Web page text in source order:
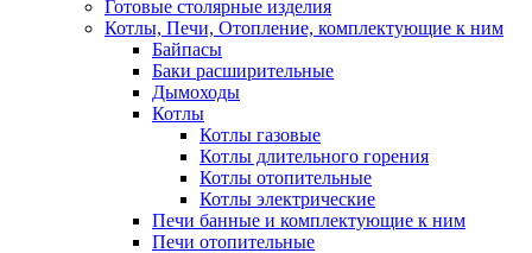
Готовые столярные изделия
Котлы, Печи, Отопление, комплектующие к ним
Байпасы
Баки расширительные
Дымоходы
Котлы
Котлы газовые
Котлы длительного горения
Котлы отопительные
Котлы электрические
Печи банные и комплектующие к ним
Печи отопительные